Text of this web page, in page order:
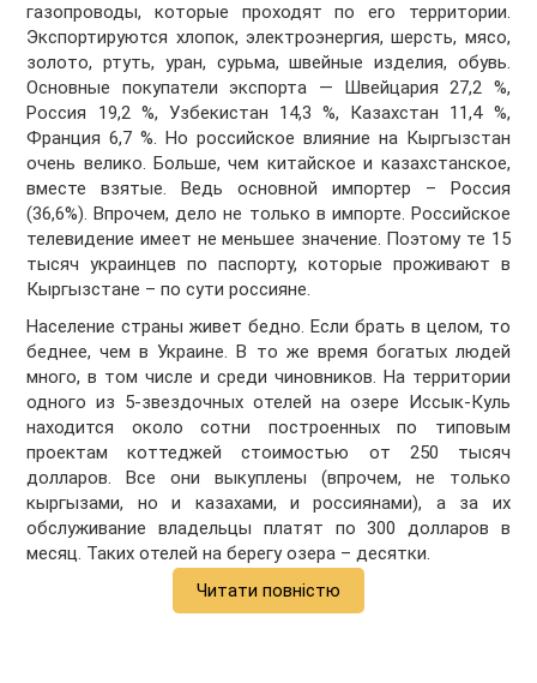
газопроводы, которые проходят по его территории.
Экспортируются хлопок, электроэнергия, шерсть, мясо,
золото, ртуть, уран, сурьма, швейные изделия, обувь.
Основные покупатели экспорта — Швейцария 27,2 %,
Россия 19,2 %, Узбекистан 14,3 %, Казахстан 11,4 %,
Франция 6,7 %. Но российское влияние на Кыргызстан
очень велико. Больше, чем китайское и казахстанское,
вместе взятые. Ведь основной импортер – Россия
(36,6%). Впрочем, дело не только в импорте. Российское
телевидение имеет не меньшее значение. Поэтому те 15
тысяч украинцев по паспорту, которые проживают в
Кыргызстане – по сути россияне.
Население страны живет бедно. Если брать в целом, то
беднее, чем в Украине. В то же время богатых людей
много, в том числе и среди чиновников. На территории
одного из 5-звездочных отелей на озере Иссык-Куль
находится около сотни построенных по типовым
проектам коттеджей стоимостью от 250 тысяч
долларов. Все они выкуплены (впрочем, не только
кыргызами, но и казахами, и россиянами), а за их
обслуживание владельцы платят по 300 долларов в
месяц. Таких отелей на берегу озера – десятки.
Читати повністю